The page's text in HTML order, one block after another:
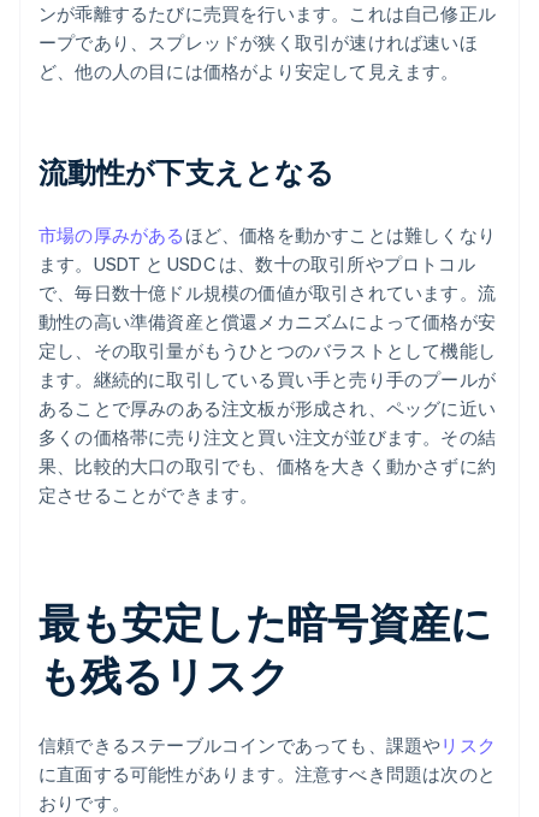
ンが乖離するたびに売買を行います。これは自己修正ル
ープであり、スプレッドが狭く取引が速ければ速いほ
ど、他の人の目には価格がより安定して見えます。
流動性が下支えとなる
市場の厚みがあるほど、価格を動かすことは難しくなり
ます。USDT と USDC は、数十の取引所やプロトコル
で、毎日数十億ドル規模の価値が取引されています。流
動性の高い準備資産と償還メカニズムによって価格が安
定し、その取引量がもうひとつのバラストとして機能し
ます。継続的に取引している買い手と売り手のプールが
あることで厚みのある注文板が形成され、ペッグに近い
多くの価格帯に売り注文と買い注文が並びます。その結
果、比較的大口の取引でも、価格を大きく動かさずに約
定させることができます。
最も安定した暗号資産に
も残るリスク
信頼できるステーブルコインであっても、課題やリスク
に直面する可能性があります。注意すべき問題は次のと
おりです。